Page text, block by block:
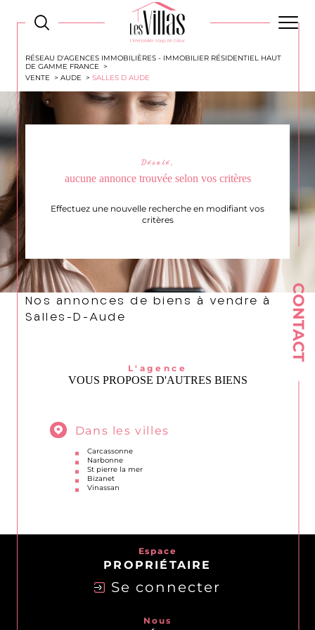
CONTACT
RÉSEAU D'AGENCES IMMOBILIÈRES - IMMOBILIER RÉSIDENTIEL HAUT
DE GAMME FRANCE
VENTE
AUDE SALLES D AUDE
Désolé,
aucune annonce trouvée selon vos critères
Effectuez une nouvelle recherche en modifiant vos
critères
Nos annonces de biens à vendre à
Salles-D-Aude
L'agence
VOUS PROPOSE D'AUTRES BIENS
Dans les villes
Carcassonne
Narbonne
St pierre la mer
Bizanet
Vinassan
Espace
PROPRIÉTAIRE
Se connecter
Nous